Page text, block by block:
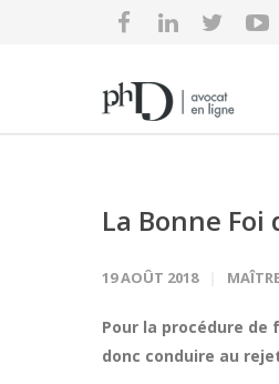
La Bonne
19 AOÛT 2018
Pour la procédure
donc conduire au